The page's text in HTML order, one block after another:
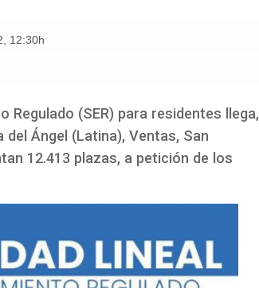
, 12:30h
Regulado (SER) para residentes llega,
Ángel (Latina), Ventas, San
12.413 plazas, a petición de los